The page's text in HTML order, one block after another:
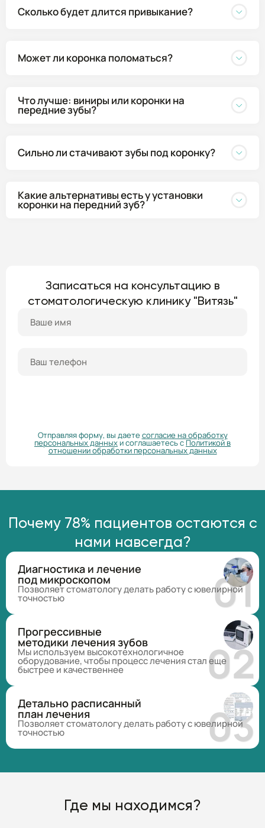
Сколько будет длится привыкание?
Может ли коронка поломаться?
Что лучше: виниры или коронки на
передние зубы?
Сильно ли стачивают зубы под коронку?
Какие альтернативы есть у установки
коронки на передний зуб?
Записаться на консультацию в
стоматологическую клинику "Витязь"
Отправляя форму, вы даете согласие на обработку
персональных данныхи соглашаетесь сПолитикой в
отношении обработки персональных данных
Почему 78% пациентов остаются с
нами навсегда?
Диагностика и лечение
под микроскопом
Позволяет стоматологу делать работу с ювелирной
точностью
Прогрессивные
методики лечения зубов
Мы используем высокотехнологичное
оборудование, чтобы процесс лечения стал еще
быстрее и качественнее
Детально расписанный
план лечения
Позволяет стоматологу делать работу с ювелирной
точностью
Где мы находимся?